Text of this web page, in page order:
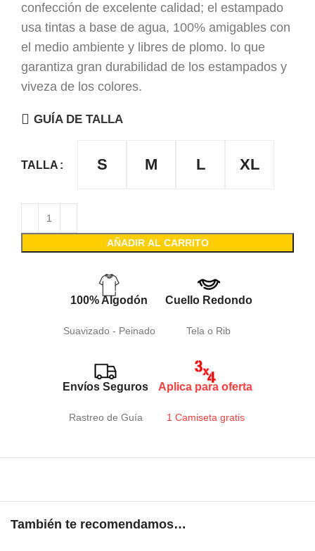
confección de excelente calidad; el estampado
usa tintas a base de agua, 100% amigables con
el medio ambiente y libres de plomo. lo que
garantiza gran durabilidad de los estampados y
viveza de los colores.
GUÍA DE TALLA
TALLA S M L XL
AÑADIR AL CARRITO
100% Algodón
Suavizado - Peinado
Cuello Redondo
Tela o Rib
Envíos Seguros
Rastreo de Guía
Aplica para oferta
1 Camiseta gratis
También te recomendamos…